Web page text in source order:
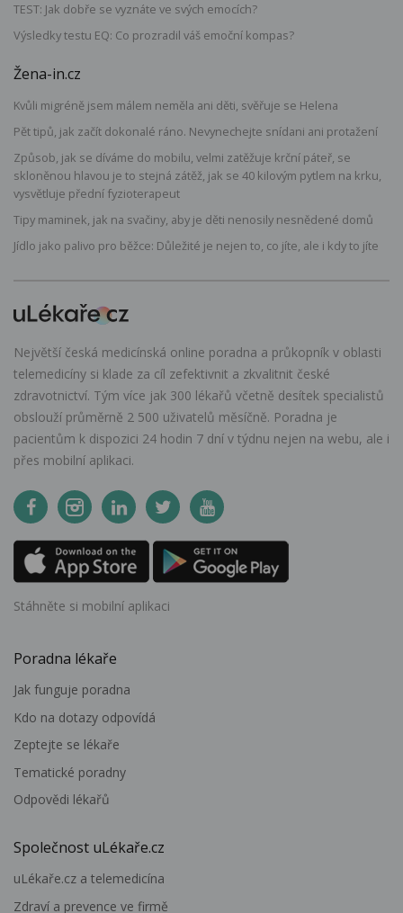
TEST: Jak dobře se vyznáte ve svých emocích?
Výsledky testu EQ: Co prozradil váš emoční kompas?
Žena-in.cz
Kvůli migréně jsem málem neměla ani děti, svěřuje se Helena
Pět tipů, jak začít dokonalé ráno. Nevynechejte snídani ani protažení
Způsob, jak se díváme do mobilu, velmi zatěžuje krční páteř, se
skloněnou hlavou je to stejná zátěž, jak se 40 kilovým pytlem na krku,
vysvětluje přední fyzioterapeut
Tipy maminek, jak na svačiny, aby je děti nenosily nesnědené domů
Jídlo jako palivo pro běžce: Důležité je nejen to, co jíte, ale i kdy to jíte
Největší česká medicínská online poradna a průkopník v oblasti
telemedicíny si klade za cíl zefektivnit a zkvalitnit české
zdravotnictví. Tým více jak 300 lékařů včetně desítek specialistů
obslouží průměrně 2 500 uživatelů měsíčně. Poradna je
pacientům k dispozici 24 hodin 7 dní v týdnu nejen na webu, ale i
přes mobilní aplikaci.
Stáhněte si mobilní aplikaci
Poradna lékaře
Jak funguje poradna
Kdo na dotazy odpovídá
Zeptejte se lékaře
Tematické poradny
Odpovědi lékařů
Společnost uLékaře.cz
uLékaře.cz a telemedicína
Zdraví a prevence ve firmě